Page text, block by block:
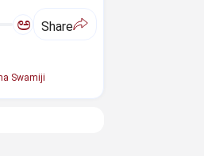
ಅ Share
Swamiji